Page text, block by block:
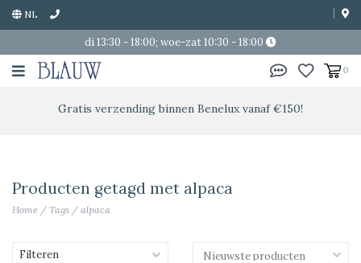
NL
di 13:30 - 18:00; woe-zat 10:30 - 18:00
0
Gratis verzending binnen Benelux vanaf €150!
Producten getagd met alpaca
Home / Tags / alpaca
Filteren